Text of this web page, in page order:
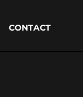
CONTACT